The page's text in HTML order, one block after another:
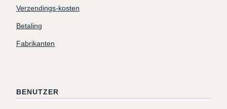
Verzendings-kosten
Betaling
Fabrikanten
BENUTZER